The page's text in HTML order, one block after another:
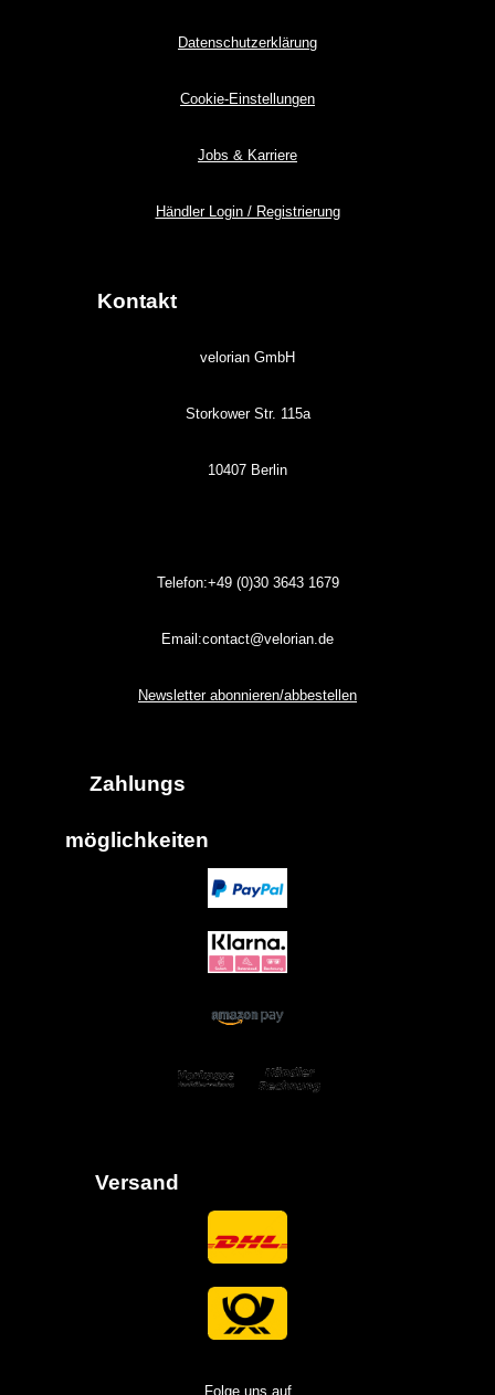
Datenschutzerklärung
Cookie-Einstellungen
Jobs & Karriere
Händler Login / Registrierung
Kontakt
velorian GmbH
Storkower Str. 115a
10407 Berlin
Telefon:+49 (0)3036431679
Email:contact@velorian.de
Newsletter abonnieren/abbestellen
Zahlungs
möglich keiten
Versand
Folge uns auf